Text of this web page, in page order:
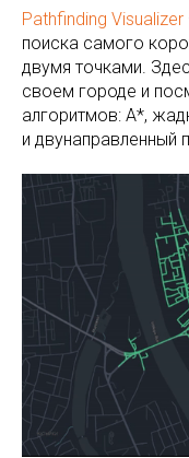
Pathfinding Visualizer
поиска самого
двумя точками.
своем городе и
алгоритмов: A*,
и двунаправленный